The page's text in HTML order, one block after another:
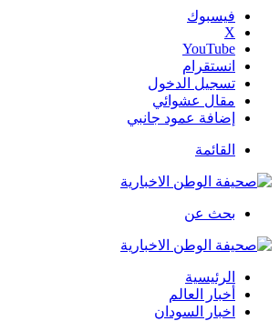
فيسبوك
‫X
‫YouTube
انستقرام
تسجيل الدخول
مقال عشوائي
إضافة عمود جانبي
القائمة
بحث عن
الرئيسية
أخبار العالم
اخبار السودان